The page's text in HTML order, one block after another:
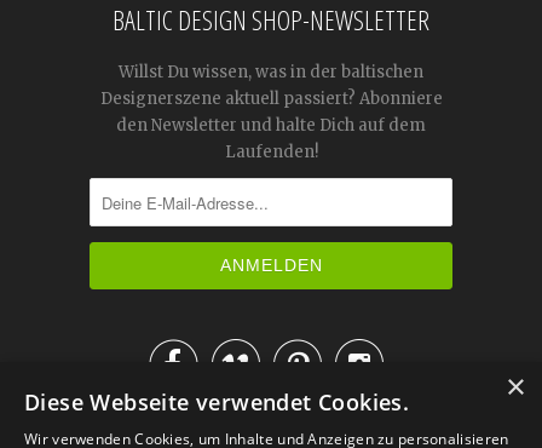
BALTIC DESIGN SHOP-NEWSLETTER
Willst Du wissen, was in der baltischen
Designerszene aktuell passiert? Abonniere
den Newsletter und halte Dich auf dem
Laufenden!

IM KATALOG BLÄTTERN
×
Diese Webseite verwendet Cookies.
Wir verwenden Cookies, um Inhalte und Anzeigen zu personalisieren